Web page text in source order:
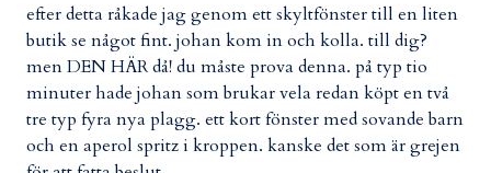
efter detta råkade jag genom ett skyltfönster till en liten
butik se något fint. johan kom in och kolla. till dig?
men DEN HÄR då! du måste prova denna. på typ tio
minuter hade johan som brukar vela redan köpt en två
tre typ fyra nya plagg. ett kort fönster med sovande barn
och en aperol spritz i kroppen. kanske det som är grejen